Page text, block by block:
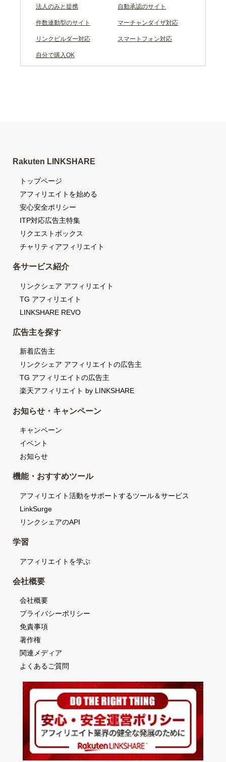
法人のみと提携 自動承認のサイト
件数連動型のサイト マーチャンダイザ対応
リンクビルダー対応 スマートフォン対応
自分で購入OK
Rakuten LINKSHARE
トップページ
アフィリエイトを始める
安心安全ポリシー
ITP対応広告主特集
リクエストボックス
チャリティアフィリエイト
各サービス紹介
リンクシェア アフィリエイト
TG アフィリエイト
LINKSHARE REVO
広告主を探す
新着広告主
リンクシェア アフィリエイトの広告主
TG アフィリエイトの広告主
楽天アフィリエイト by LINKSHARE
お知らせ・キャンペーン
キャンペーン
イベント
お知らせ
機能・おすすめツール
アフィリエイト活動をサポートするツール＆サービス
LinkSurge
リンクシェアのAPI
学習
アフィリエイトを学ぶ
会社概要
会社概要
プライバシーポリシー
免責事項
著作権
関連メディア
よくあるご質問